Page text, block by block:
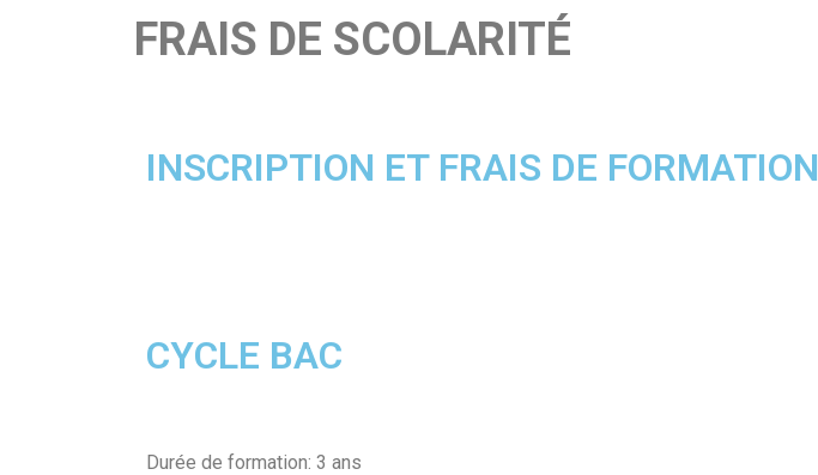
FRAIS DE SCOLARITÉ
INSCRIPTION ET FRAIS DE FORMATION
CYCLE BAC
Durée de formation: 3 ans